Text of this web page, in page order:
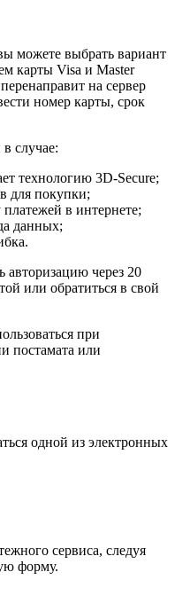
можете выбрать вариант
карты Visa и Master
на сервер
номер карты, срок
случае:
технологию 3D-Secure;
для покупки;
в интернете;
данных;
авторизацию через 20
или обратиться в свой
при
постамата или
одной из электронных
сервиса, следуя
форму.